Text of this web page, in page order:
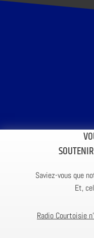
Saviez-vous que
Et,
Radio Courtoisie